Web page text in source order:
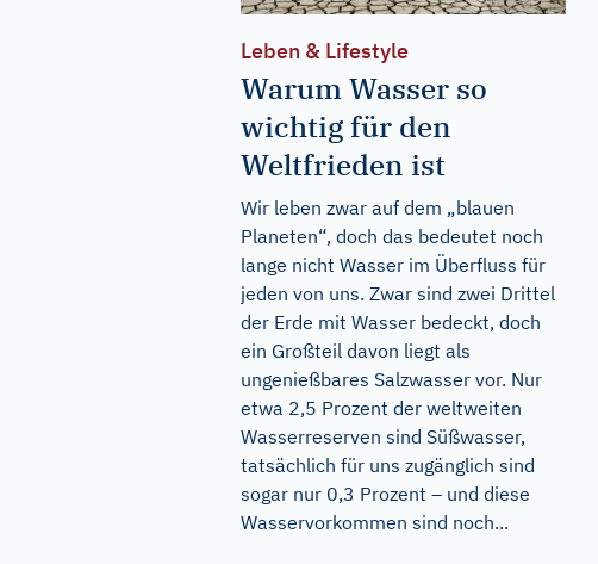
Leben & Lifestyle
Warum Wasser so
wichtig für den
Weltfrieden ist
Wir leben zwar auf dem „blauen
Planeten“, doch das bedeutet noch
lange nicht Wasser im Überfluss für
jeden von uns. Zwar sind zwei Drittel
der Erde mit Wasser bedeckt, doch
ein Großteil davon liegt als
ungenießbares Salzwasser vor. Nur
etwa 2,5 Prozent der weltweiten
Wasserreserven sind Süßwasser,
tatsächlich für uns zugänglich sind
sogar nur 0,3 Prozent – und diese
Wasservorkommen sind noch...